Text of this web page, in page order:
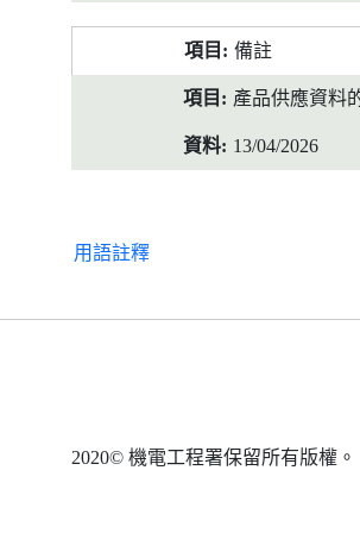
備註
產品供應資料
13/04/2026
用語註釋
2020© 機電工程署保留所有版權。